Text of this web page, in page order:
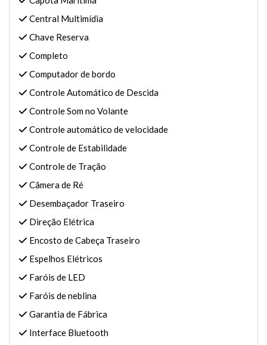
Central Multimídia
Chave Reserva
Completo
Computador de bordo
Controle Automático de Descida
Controle Som no Volante
Controle automático de velocidade
Controle de Estabilidade
Controle de Tração
Câmera de Ré
Desembaçador Traseiro
Direção Elétrica
Encosto de Cabeça Traseiro
Espelhos Elétricos
Faróis de LED
Faróis de neblina
Garantia de Fábrica
Interface Bluetooth